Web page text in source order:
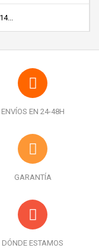
ENVÍOS EN 24-48H
GARANTÍA
DÓNDE ESTAMOS